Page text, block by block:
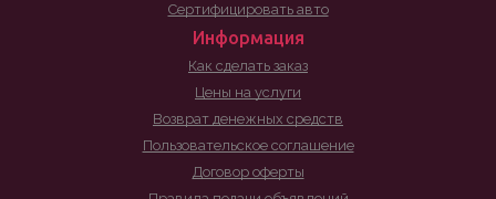
Сертифицировать авто
Информация
Как сделать заказ
Цены на услуги
Возврат денежных средств
Пользовательское соглашение
Договор оферты